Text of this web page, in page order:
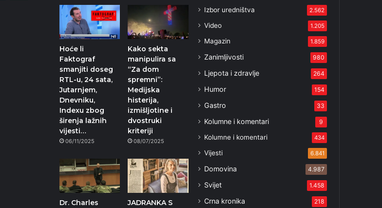
Hoće li
Faktograf
smanjiti doseg
RTL-u, 24 sata,
Jutarnjem,
Dnevniku,
Indexu zbog
širenja lažnih
vijesti…
06/11/2025
Kako sekta
manipulira sa
“Za dom
spremni”:
Medijska
histerija,
izmišljotine i
dvostruki
kriteriji
08/07/2025
Dr. Charles
JADRANKA S
Izbor uredništva 2.562
Video 1.205
Magazin 1.859
Zanimljivosti 980
Ljepota i zdravlje 264
Humor 154
Gastro 33
Kolumne i komentari 9
Kolumne i komentari 434
Vijesti 6.841
Domovina 4.987
Svijet 1.458
Crna kronika 218